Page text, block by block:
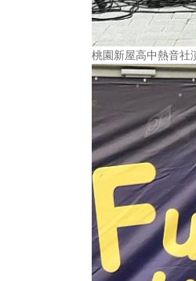
桃園新屋高中熱音社